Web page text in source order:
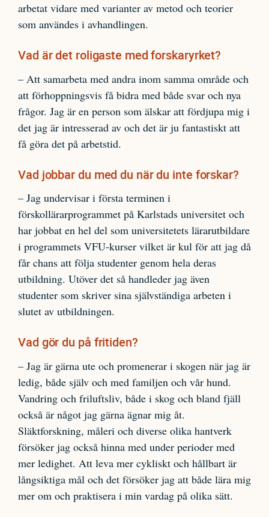
arbetat vidare med varianter av metod och teorier
som användes i avhandlingen.
Vad är det roligaste med forskaryrket?
– Att samarbeta med andra inom samma område och
att förhoppningsvis få bidra med både svar och nya
frågor. Jag är en person som älskar att fördjupa mig i
det jag är intresserad av och det är ju fantastiskt att
få göra det på arbetstid.
Vad jobbar du med du när du inte forskar?
– Jag undervisar i första terminen i
förskollärarprogrammet på Karlstads universitet och
har jobbat en hel del som universitetets lärarutbildare
i programmets VFU-kurser vilket är kul för att jag då
får chans att följa studenter genom hela deras
utbildning. Utöver det så handleder jag även
studenter som skriver sina självständiga arbeten i
slutet av utbildningen.
Vad gör du på fritiden?
– Jag är gärna ute och promenerar i skogen när jag är
ledig, både själv och med familjen och vår hund.
Vandring och friluftsliv, både i skog och bland fjäll
också är något jag gärna ägnar mig åt.
Släktforskning, måleri och diverse olika hantverk
försöker jag också hinna med under perioder med
mer ledighet. Att leva mer cykliskt och hållbart är
långsiktiga mål och det försöker jag att både lära mig
mer om och praktisera i min vardag på olika sätt.